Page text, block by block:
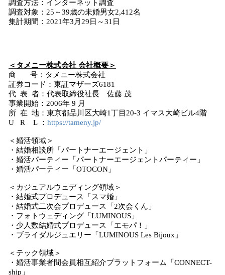
調査方法：インターネット調査
調査対象：25～39歳の未婚男女2,412名
集計期間：2021年3月29日～31日
＜タメニー株式会社 会社概要＞
商 号：タメニー株式会社
証券コード：東証マザーズ6181
代 表 者：代表取締役社長 佐藤 茂
事業開始：2006年 9 月
所 在 地：東京都品川区大崎1丁目20-3 イマス大崎ビル4階
U R L ： https://tameny.jp/
＜婚活領域＞
・結婚相談所「パートナーエージェント」
・婚活パーティー「パートナーエージェントパーティー」
・婚活パーティー「OTOCON」
＜カジュアルウェディング領域＞
・結婚式プロデュース「スマ婚」
・結婚式二次会プロデュース「2次会くん」
・フォトウェディング「LUMINOUS」
・少人数結婚式プロデュース「エモパ！」
・ブライダルジュエリー「LUMINOUS Les Bijoux」
＜テック領域＞
・婚活事業者間会員相互紹介プラットフォーム「CONNECT-
ship」